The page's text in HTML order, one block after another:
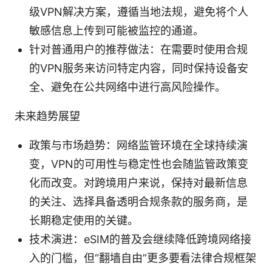
级VPN解决方案，遵循当地法规，避免将个人
敏感信息上传到可能被监控的通道。
针对普通用户的推荐做法：在需要时使用合规
的VPN服务来访问特定内容，同时保持设备安
全、避免在公共网络中进行高风险操作。
未来趋势展望
政策与市场趋势：网络监管环境在全球持续演
变，VPN的可用性与稳定性也会随监管政策变
化而改变。对跨境用户来说，保持对最新信息
的关注、选择具备透明合规条款的服务商，是
长期稳定使用的关键。
技术演进：eSIM的普及会继续降低跨境网络接
入的门槛，但“翻墙自由”更多要看法律合规框架